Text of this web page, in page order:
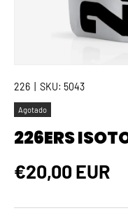
226 SKU: 5043
Agotado
226ERS
Precio normal
€20,00 EUR